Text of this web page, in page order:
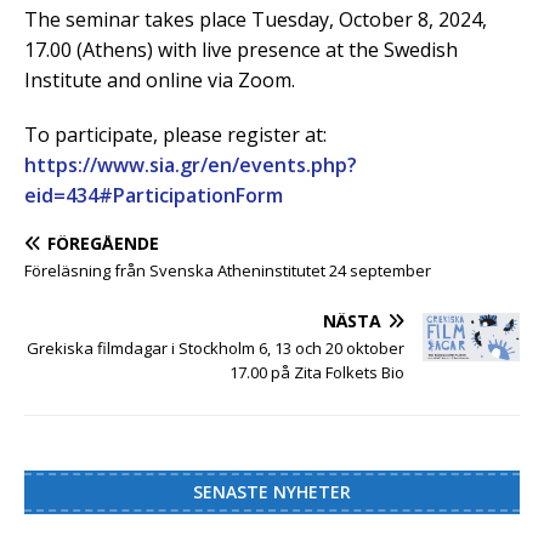
The seminar takes place Tuesday, October 8, 2024,
17.00 (Athens) with live presence at the Swedish
Institute and online via Zoom.
To participate, please register at:
https://www.sia.gr/en/events.php?
eid=434#ParticipationForm
FÖREGÅENDE
Föreläsning från Svenska Atheninstitutet 24 september
NÄSTA
Grekiska filmdagar i Stockholm 6, 13 och 20 oktober
17.00 på Zita Folkets Bio
SENASTE NYHETER